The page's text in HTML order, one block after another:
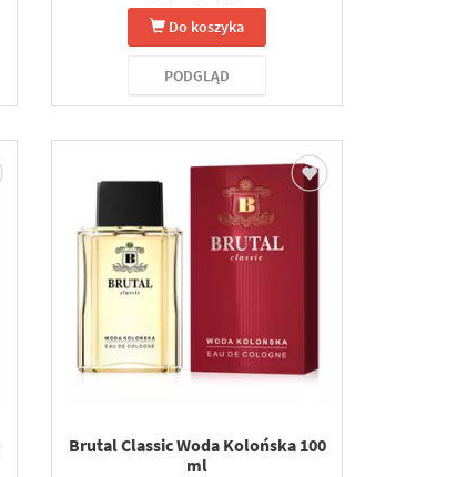
Do koszyka
PODGLĄD
Brutal Classic Woda Kolońska 100
ml